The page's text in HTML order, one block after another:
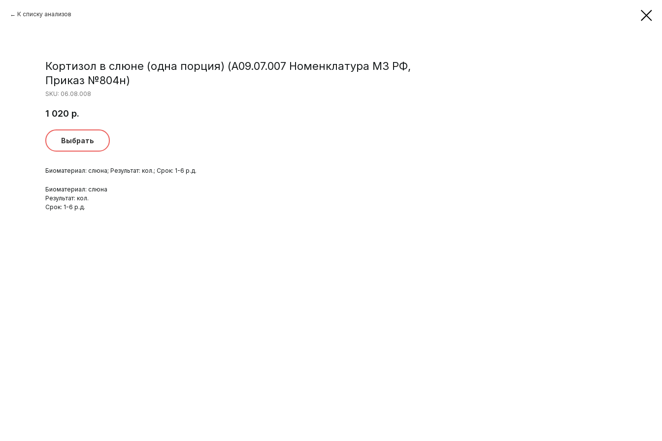
К списку анализов
Кортизол в слюне (одна порция) (A09.07.007 Номенклатура МЗ РФ,
Приказ №804н)
SKU: 06.08.008
1 020 р.
Выбрать
Биоматериал: слюна; Результат: кол.; Срок: 1-6 р.д.
Биоматериал: слюна
Результат: кол.
Срок: 1-6 р.д.